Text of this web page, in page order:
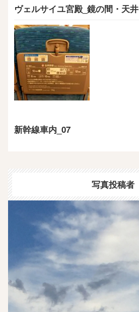
ヴェルサイユ宮殿_鏡の間・天井
新幹線車内_07
写真投稿者